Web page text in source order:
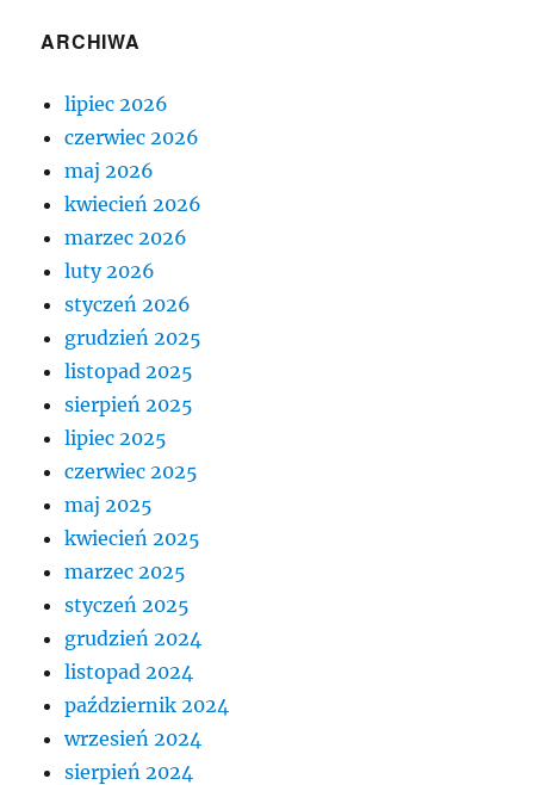
ARCHIWA
lipiec 2026
czerwiec 2026
maj 2026
kwiecień 2026
marzec 2026
luty 2026
styczeń 2026
grudzień 2025
listopad 2025
sierpień 2025
lipiec 2025
czerwiec 2025
maj 2025
kwiecień 2025
marzec 2025
styczeń 2025
grudzień 2024
listopad 2024
październik 2024
wrzesień 2024
sierpień 2024